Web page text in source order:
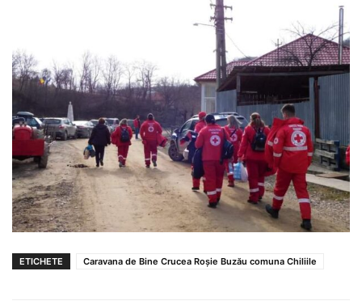
ETICHETE Caravana de Bine Crucea Roșie Buzău comuna Chiliile